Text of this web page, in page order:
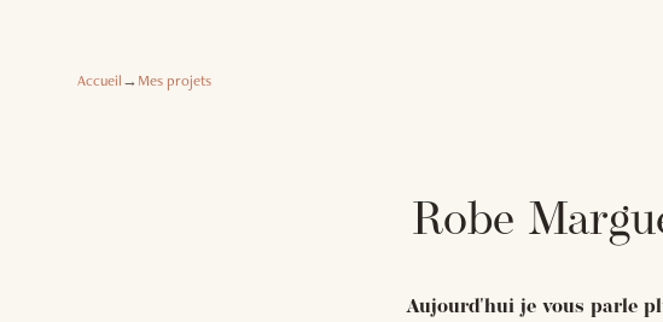
Accueil→Mes projets
Robe
Aujourd'hui je vous parle